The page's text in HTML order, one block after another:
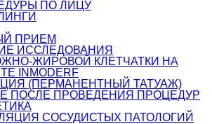
ПО ЛИЦУ
ПРИЕМ
ИССЛЕДОВАНИЯ
ЖИРОВОЙ КЛЕТЧАТКИ НА
INMODERF
(ПЕРМАНЕНТНЫЙ ТАТУАЖ)
ПОСЛЕ ПРОВЕДЕНИЯ ПРОЦЕДУР
СОСУДИСТЫХ ПАТОЛОГИЙ